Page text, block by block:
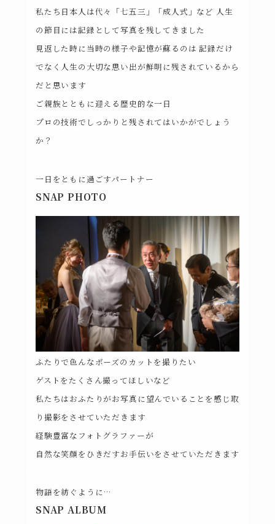
私たち日本人は代々「七五三」「成人式」など 人生
の節目には記録として写真を残してきました
見返した時に当時の様子や記憶が蘇るのは 記録だけ
でなく人生の大切な思い出が鮮明に残されているから
だと思います
ご親族とともに迎える歴史的な一日
プロの技術でしっかりと残されてはいかがでしょう
か？
一日をともに過ごすパートナー
SNAP PHOTO
ふたりで色んなポーズのカットを撮りたい
ゲストをたくさん撮ってほしいなど
私たちはおふたりがお写真に望んでいることを感じ取
り撮影をさせていただきます
経験豊富なフォトグラファーが
自然な笑顔をひきだすお手伝いをさせていただきます
物語を紡ぐように…
SNAP ALBUM